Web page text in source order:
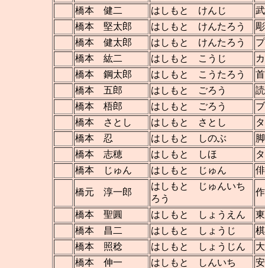
橋本 健二
はしもと けんじ
橋本 堅太郎
はしもと けんたろう
橋本 健太郎
はしもと けんたろう
橋本 紘二
はしもと こうじ
橋本 鋼太郎
はしもと こうたろう
橋本 五郎
はしもと ごろう
橋本 梧郎
はしもと ごろう
橋本 さとし
はしもと さとし
橋本 忍
はしもと しのぶ
橋本 志穂
はしもと しほ
橋本 じゅん
はしもと じゅん
橋元 淳一郎
はしもと じゅんいち
ろう
橋本 聖圓 はしもと しょうえん
橋本 昌二
はしもと しょうじ
橋本 照稔
はしもと しょうじん
橋本 伸一
はしもと しんいち